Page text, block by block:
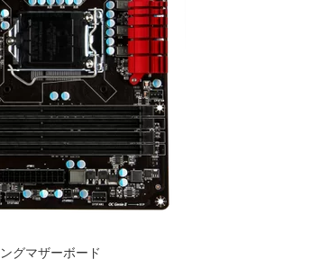
グマザーボード